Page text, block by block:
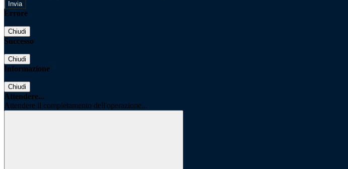
Errore
Chiudi
Successo
Chiudi
Informazione
Chiudi
Attendere...
Attendere il completamento dell'operazione...